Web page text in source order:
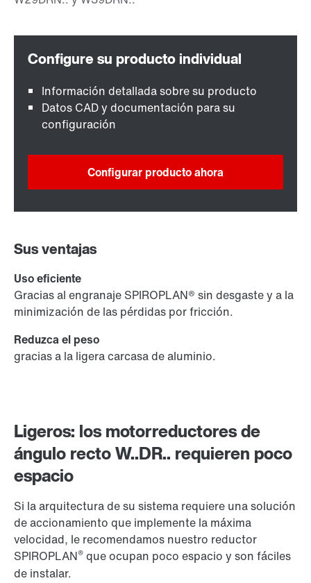
Ligeros: los motorreductores de
ángulo recto W..DR.. requieren poco
espacio
Si la arquitectura de su sistema requiere una solución
de accionamiento que implemente la máxima
velocidad, le recomendamos nuestro reductor
SPIROPLAN® que ocupan poco espacio y son fáciles
de instalar.
Información detallada sobre su producto
Datos CAD y documentación para su
configuración
Configurar producto ahora
Sus ventajas
Uso eficiente
Gracias al engranaje SPIROPLAN® sin desgaste y a la
minimización de las pérdidas por fricción.
Reduzca el peso
gracias a la ligera carcasa de aluminio.